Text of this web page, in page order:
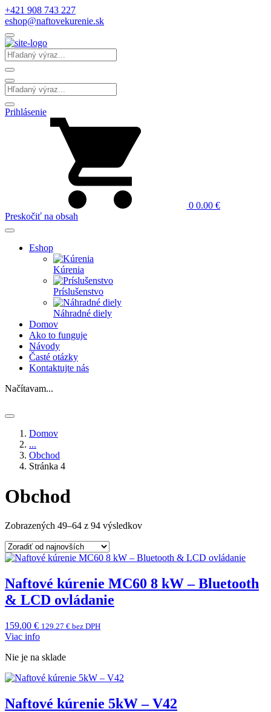
+421 908 743 227
eshop@naftovekurenie.sk
Prihlásenie
0 0.00 €
Preskočiť na obsah
Eshop
Kúrenia
Príslušenstvo
Náhradné diely
Domov
Ako to funguje
Návody
Časté otázky
Kontaktujte nás
Načítavam...
Domov
...
Obchod
Stránka 4
Obchod
Zobrazených 49–64 z 94 výsledkov
Naftové kúrenie MC60 8 kW – Bluetooth
& LCD ovládanie
159.00 € 129.27 € bez DPH
Viac info
Nie je na sklade
Naftové kúrenie 5kW – V42